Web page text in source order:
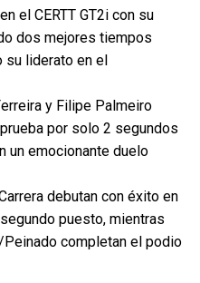
el CERTT GT2i con su
dos mejores tiempos
su liderato en el
y Filipe Palmeiro
por solo 2 segundos
un emocionante duelo
debutan con éxito en
puesto, mientras
completan el podio